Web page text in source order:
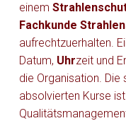
einem
Fachkunde
aufrechtzuerhalten.
Datum, Uhrzeit und
die Organisation.
absolvierten Kurse